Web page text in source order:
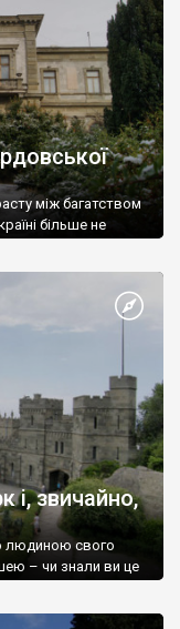
між багатством
більше не
і, звичайно,
людиною свого
– чи знали ви це